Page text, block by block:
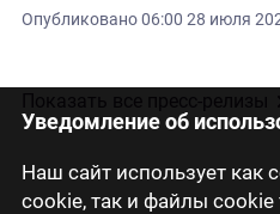
Уведомление об
Наш сайт использует как
cookie, так и файлы
Опубликовано06:00 28 июля